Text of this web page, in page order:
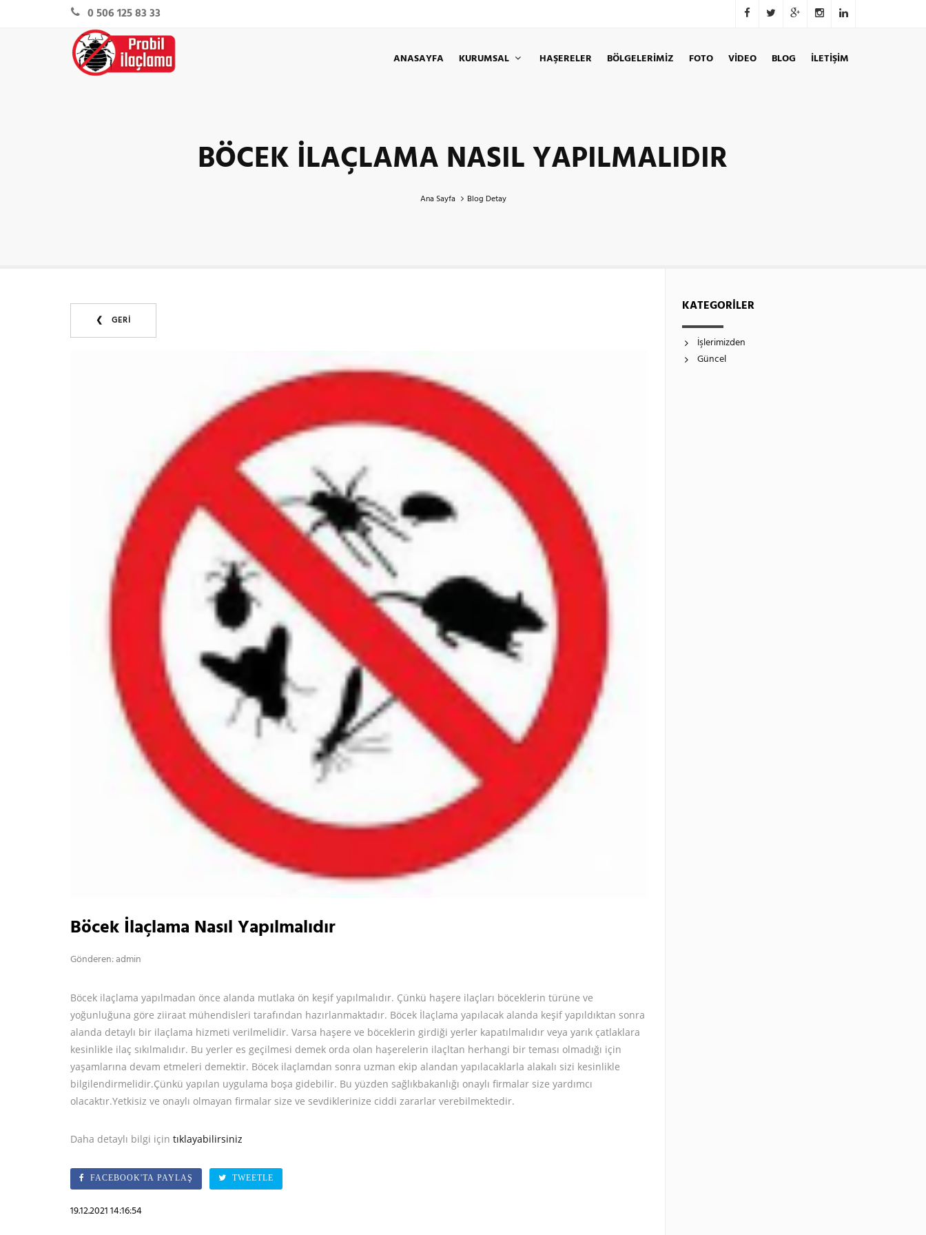
0 506 125 83 33
ANASAYFA KURUMSAL HAŞERELER BÖLGELERIMIZ FOTO VİDEO BLOG İLETİŞİM
BÖCEK İLAÇLAMA NASIL YAPILMALIDIR
Ana Sayfa Blog Detay
❮ GERİ
Böcek İlaçlama Nasıl Yapılmalıdır
Gönderen: admin
Böcek ilaçlama yapılmadan önce alanda mutlaka ön keşif yapılmalıdır. Çünkü haşere ilaçları böceklerin türüne ve
yoğunluğuna göre ziiraat mühendisleri tarafından hazırlanmaktadır. Böcek İlaçlama yapılacak alanda keşif yapıldıktan sonra
alanda detaylı bir ilaçlama hizmeti verilmelidir. Varsa haşere ve böceklerin girdiği yerler kapatılmalıdır veya yarık çatlaklara
kesinlikle ilaç sıkılmalıdır. Bu yerler es geçilmesi demek orda olan haşerelerin ilaçltan herhangi bir teması olmadığı için
yaşamlarına devam etmeleri demektir. Böcek ilaçlamdan sonra uzman ekip alandan yapılacaklarla alakalı sizi kesinlikle
bilgilendirmelidir.Çünkü yapılan uygulama boşa gidebilir. Bu yüzden sağlıkbakanlığı onaylı firmalar size yardımcı
olacaktır.Yetkisiz ve onaylı olmayan firmalar size ve sevdiklerinize ciddi zararlar verebilmektedir.
Daha detaylı bilgi için tıklayabilirsiniz
FACEBOOK'TA PAYLAŞ TWEETLE
19.12.2021 14:16:54
KATEGORİLER
İşlerimizden
Güncel